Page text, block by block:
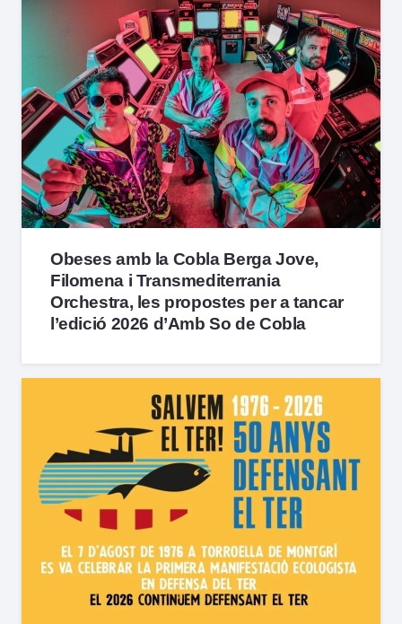
Obeses amb la Cobla Berga Jove,
Filomena i Transmediterrania
Orchestra, les propostes per a tancar
l’edició 2026 d’Amb So de Cobla